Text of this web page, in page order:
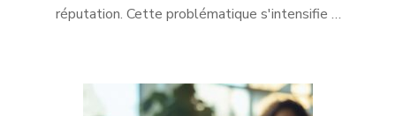
réputation. Cette problématique s'intensifie …